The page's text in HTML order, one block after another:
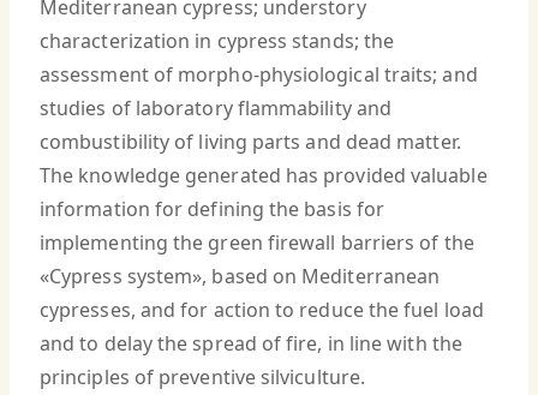
Mediterranean cypress; understory
characterization in cypress stands; the
assessment of morpho-physiological traits; and
studies of laboratory flammability and
combustibility of living parts and dead matter.
The knowledge generated has provided valuable
information for defining the basis for
implementing the green firewall barriers of the
«Cypress system», based on Mediterranean
cypresses, and for action to reduce the fuel load
and to delay the spread of fire, in line with the
principles of preventive silviculture.